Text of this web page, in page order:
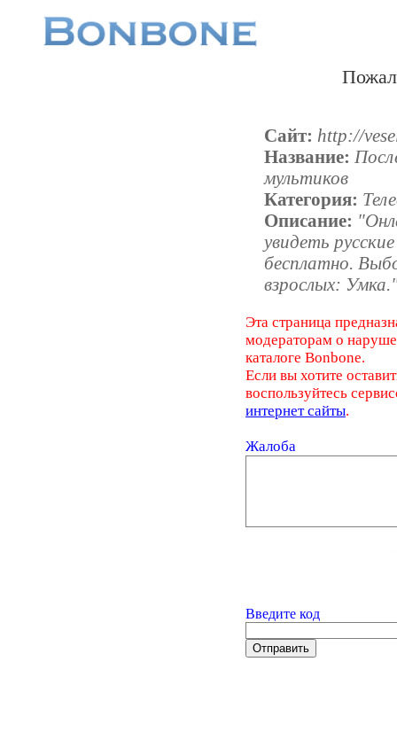
Сайт: http://
Название:
мультиков
Категория:
Описание:
увидеть
бесплатно.
взрослых:
Эта страница
модераторам о
каталоге Bonbone.
Если вы хотите
воспользуйтесь
интернет сайты.
Жалоба
Введите код